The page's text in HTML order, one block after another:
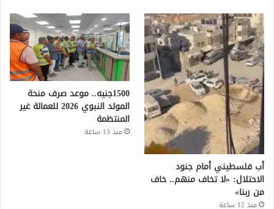
أب فلسطيني أمام جنود
الاحتلال: «لا تخاف منهم.. خاف
من ربنا»
منذ 12 ساعة
1500جنيه.. موعد صرف منحة
المولد النبوي 2026 للعمالة غير
المنتظمة
منذ 13 ساعة